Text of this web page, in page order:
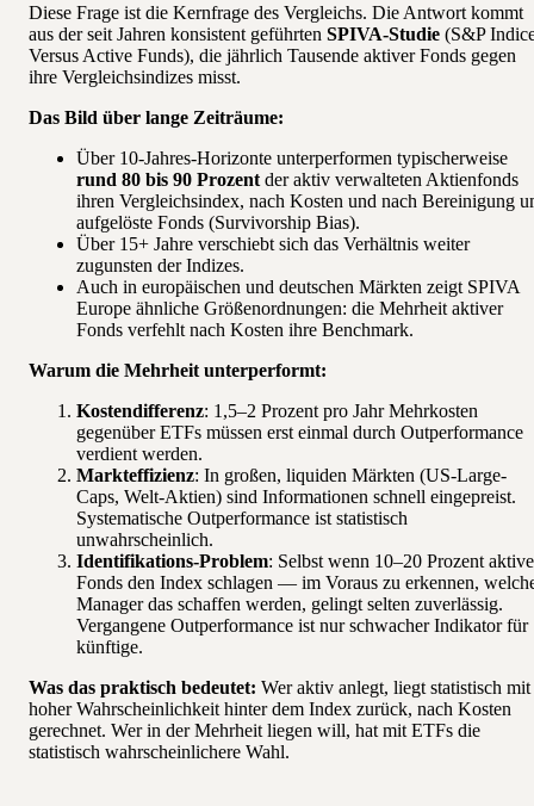
Diese Frage ist die Kernfrage des Vergleichs. Die Antwort kommt
aus der seit Jahren konsistent geführten SPIVA-Studie (S&P
Versus Active Funds), die jährlich Tausende aktiver Fonds gegen
ihre Vergleichsindizes misst.
Das Bild über lange Zeiträume:
Über 10-Jahres-Horizonte unterperformen typischerweise
rund 80 bis 90 Prozent der aktiv verwalteten Aktienfonds
ihren Vergleichsindex, nach Kosten und nach Bereinigung
aufgelöste Fonds (Survivorship Bias).
Über 15+ Jahre verschiebt sich das Verhältnis weiter
zugunsten der Indizes.
Auch in europäischen und deutschen Märkten zeigt SPIVA
Europe ähnliche Größenordnungen: die Mehrheit aktiver
Fonds verfehlt nach Kosten ihre Benchmark.
Warum die Mehrheit unterperformt:
Kostendifferenz: 1,5–2 Prozent pro Jahr Mehrkosten
gegenüber ETFs müssen erst einmal durch Outperformance
verdient werden.
Markteffizienz: In großen, liquiden Märkten (US-Large-
Caps, Welt-Aktien) sind Informationen schnell eingepreist.
Systematische Outperformance ist statistisch
unwahrscheinlich.
Identifikations-Problem: Selbst wenn 10–20 Prozent
Fonds den Index schlagen — im Voraus zu erkennen,
Manager das schaffen werden, gelingt selten zuverlässig.
Vergangene Outperformance ist nur schwacher Indikator für
künftige.
Was das praktisch bedeutet: Wer aktiv anlegt, liegt statistisch mit
hoher Wahrscheinlichkeit hinter dem Index zurück, nach Kosten
gerechnet. Wer in der Mehrheit liegen will, hat mit ETFs die
statistisch wahrscheinlichere Wahl.